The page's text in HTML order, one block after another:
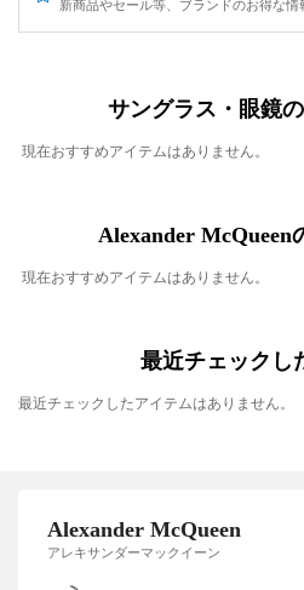
新商品やセール等、ブランドのお得な情
サングラス・眼鏡
現在おすすめアイテムはありません。
Alexander McQueen
現在おすすめアイテムはありません。
最近チェックし
最近チェックしたアイテムはありません。
Alexander McQueen
アレキサンダーマックイーン